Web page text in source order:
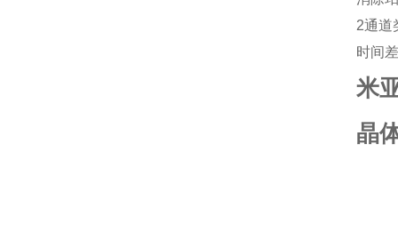
2通道
时间
米
晶